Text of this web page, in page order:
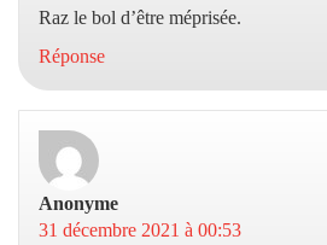
Raz le bol d’être méprisée.
Réponse
Anonyme
31 décembre 2021 à 00:53